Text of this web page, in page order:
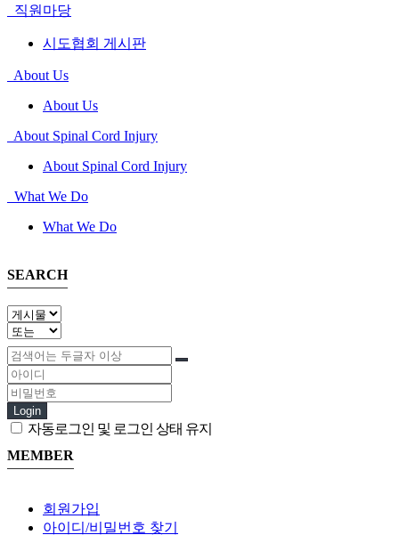
직원마당
시도협회 게시판
About Us
About Us
About Spinal Cord Injury
About Spinal Cord Injury
What We Do
What We Do
SEARCH
Login
자동로그인 및 로그인 상태 유지
MEMBER
회원가입
아이디/비밀번호 찾기